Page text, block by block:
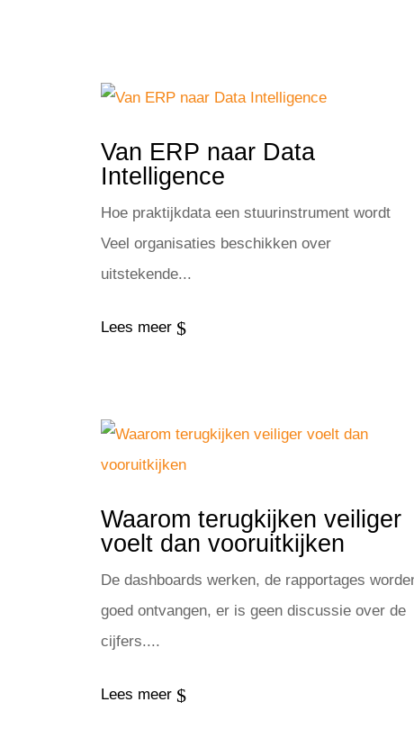
Van ERP naar Data
Intelligence
Hoe praktijkdata een stuurinstrument wordt
Veel organisaties beschikken over
uitstekende...
Lees meer $
Waarom terugkijken veiliger
voelt dan vooruitkijken
De dashboards werken, de rapportages
goed ontvangen, er is geen discussie over de
cijfers....
Lees meer $